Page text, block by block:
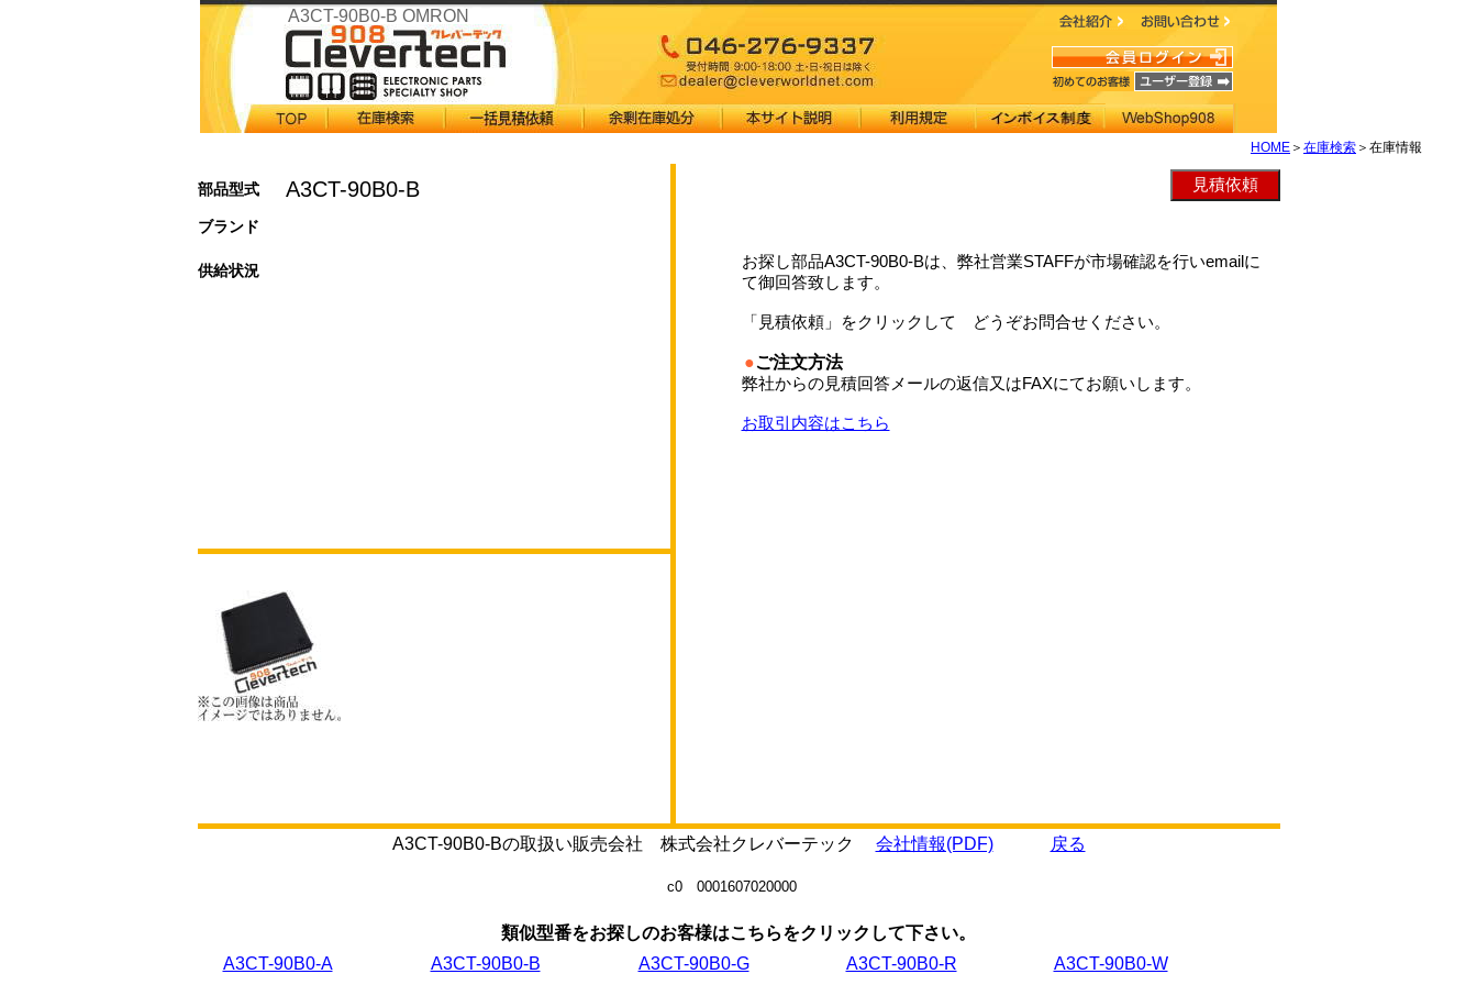
A3CT-90B0-B OMRON
HOME ＞ 在庫検索 ＞在庫情報
部品型式 A3CT-90B0-B
ブランド
供給状況
お探し部品A3CT-90B0-Bは、弊社営業STAFFが市場確認を行いemailに
て御回答致します。
「見積依頼」をクリックして どうぞお問合せください。
●ご注文方法
弊社からの見積回答メールの返信又はFAXにてお願いします。
お取引内容はこちら
A3CT-90B0-Bの取扱い販売会社 株式会社クレバーテック 会社情報(PDF) 戻る
c0 0001607020000
類似型番をお探しのお客様はこちらをクリックして下さい。
A3CT-90B0-A
A3CT-90B0-B A3CT-90B0-G A3CT-90B0-R A3CT-90B0-W